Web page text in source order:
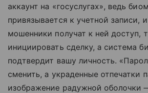
аккаунт на «госуслугах», ведь
привязывается к учетной записи,
мошенники получат к ней доступ,
инициировать сделку, а система
подтвердит вашу личность.
сменить, а украденные отпечатки
изображение радужной оболочки